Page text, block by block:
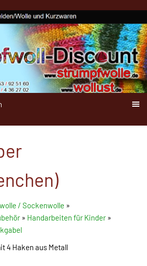
/ Sockenwolle »
» Handarbeiten für Kinder»
4 Haken aus Metall